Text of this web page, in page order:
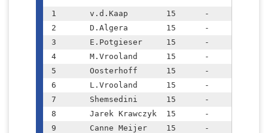
1	v.d.Kaap	15	-	13.5
2	D.Algera	15	-	12.0
3	E.Potgieser	15	-	10.5
4	M.Vrooland	15	-	9.5
5	Oosterhoff	15	-	9.5
6	L.Vrooland	15	-	7.5
7	Shemsedini	15	-	7.5
8	Jarek Krawczyk	15	-	7.5
9	Canne Meijer	15	-	6.5